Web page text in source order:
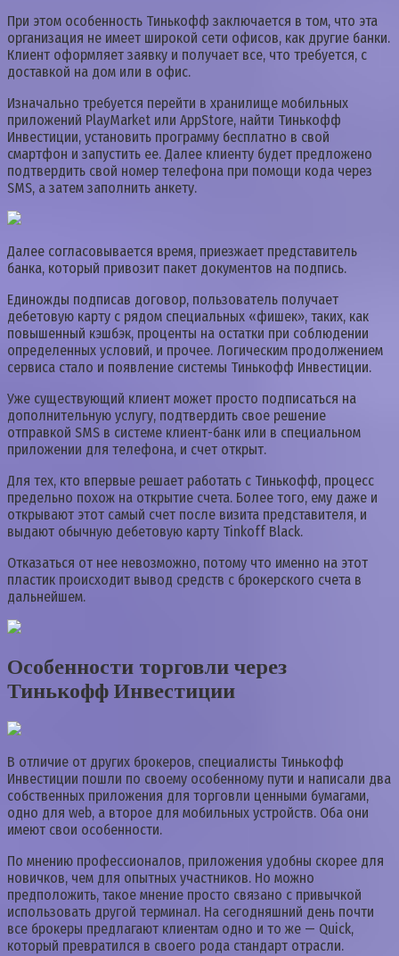
При этом особенность Тинькофф заключается в том, что эта
организация не имеет широкой сети офисов, как другие банки.
Клиент оформляет заявку и получает все, что требуется, с
доставкой на дом или в офис.
Изначально требуется перейти в хранилище мобильных
приложений PlayMarket или AppStore, найти Тинькофф
Инвестиции, установить программу бесплатно в свой
смартфон и запустить ее. Далее клиенту будет предложено
подтвердить свой номер телефона при помощи кода через
SMS, а затем заполнить анкету.
Далее согласовывается время, приезжает представитель
банка, который привозит пакет документов на подпись.
Единожды подписав договор, пользователь получает
дебетовую карту с рядом специальных «фишек», таких, как
повышенный кэшбэк, проценты на остатки при соблюдении
определенных условий, и прочее. Логическим продолжением
сервиса стало и появление системы Тинькофф Инвестиции.
Уже существующий клиент может просто подписаться на
дополнительную услугу, подтвердить свое решение
отправкой SMS в системе клиент-банк или в специальном
приложении для телефона, и счет открыт.
Для тех, кто впервые решает работать с Тинькофф, процесс
предельно похож на открытие счета. Более того, ему даже и
открывают этот самый счет после визита представителя, и
выдают обычную дебетовую карту Tinkoff Black.
Отказаться от нее невозможно, потому что именно на этот
пластик происходит вывод средств с брокерского счета в
дальнейшем.
Особенности торговли через
Тинькофф Инвестиции
В отличие от других брокеров, специалисты Тинькофф
Инвестиции пошли по своему особенному пути и написали два
собственных приложения для торговли ценными бумагами,
одно для web, а второе для мобильных устройств. Оба они
имеют свои особенности.
По мнению профессионалов, приложения удобны скорее для
новичков, чем для опытных участников. Но можно
предположить, такое мнение просто связано с привычкой
использовать другой терминал. На сегодняшний день почти
все брокеры предлагают клиентам одно и то же — Quick,
который превратился в своего рода стандарт отрасли.